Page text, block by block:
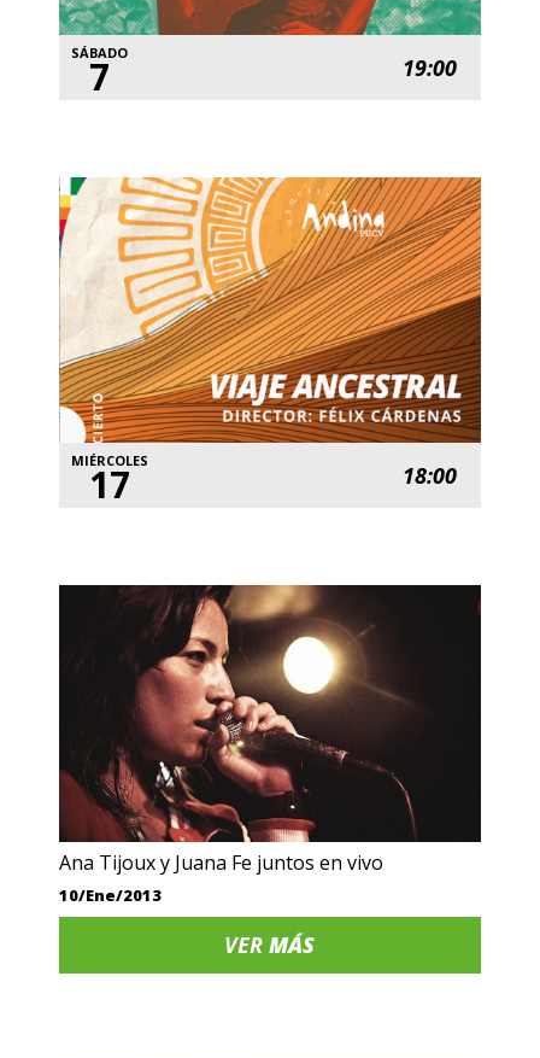
SÁBADO
7 19:00
MIÉRCOLES
17 18:00
Ana Tijoux y Juana Fe juntos en vivo
10/Ene/2013
VERMÁS